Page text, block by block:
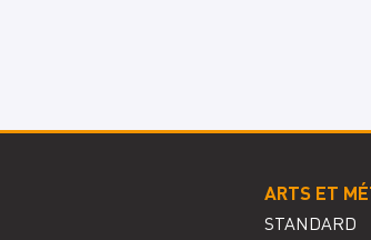
ARTS ET
STANDARD